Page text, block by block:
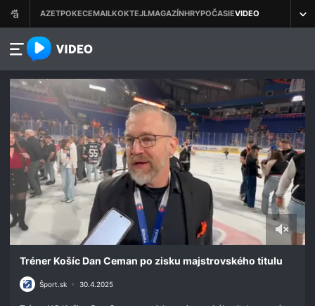
azet.video.sk
seconds
minutes,
Tréner Košíc Dan Ceman po zisku majstrovského titulu
Šport.sk • 30.4.2025